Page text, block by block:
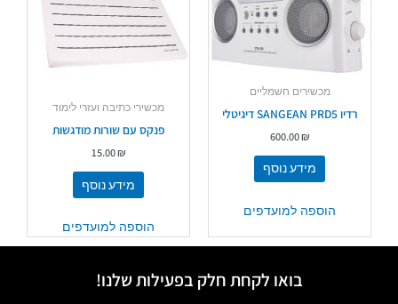
מכשירים חשמליים
רדיו SANGEAN PRD5 דיגיטלי
600.00₪
מידע נוסף
הוספה למועדפים
מכשירי כתיבה ועזרי לימוד
פנקס עם שורות מודגשות
15.00₪
מידע נוסף
הוספה למועדפים
בואו לקחת חלק בפעילות שלנו!